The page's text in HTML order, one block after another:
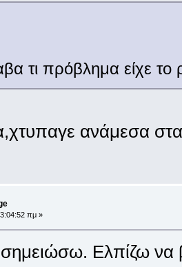
τι πρόβλημα είχε το
ανάμεσα στα
πμ »
Ελπίζω να